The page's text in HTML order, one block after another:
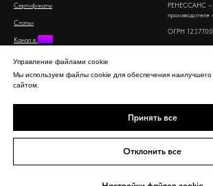
Сертификаты
Статьи
Канал в MAX
РЕНЕССАНС –
производителя
ОГРН
Московская
info@plitapir.ru
+7 963 750 94
Управление файлами cookie
Мы используем файлы cookie для обеспечения наилучшего
сайтом.
Принять все
Отклонить все